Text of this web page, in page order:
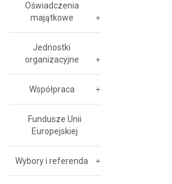
Oświadczenia
majątkowe
Jednostki
organizacyjne
Współpraca
Fundusze Unii
Europejskiej
Wybory i referenda